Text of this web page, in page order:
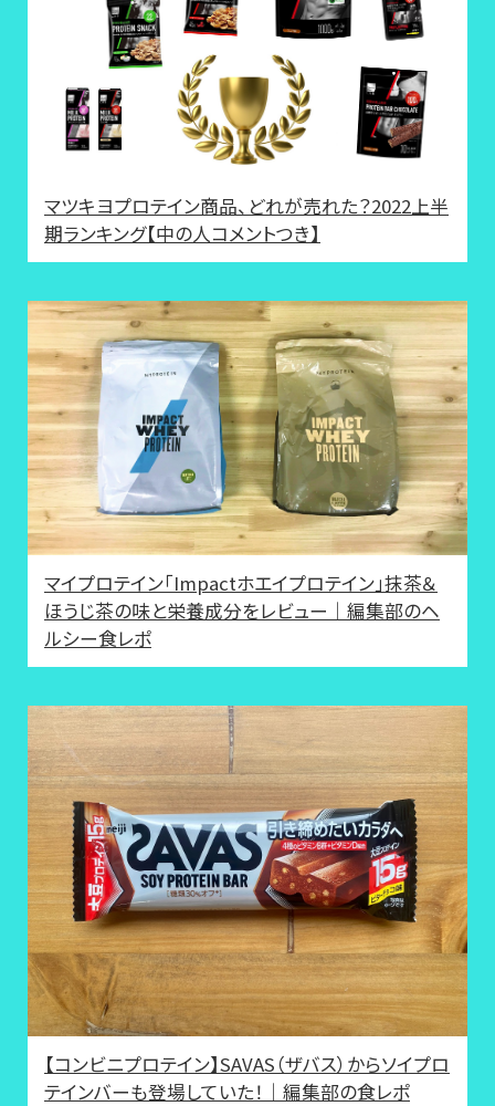
マツキヨプロテイン商品、どれが売れた？2022上半
期ランキング【中の人コメントつき】
マイプロテイン「Impactホエイプロテイン」抹茶＆
ほうじ茶の味と栄養成分をレビュー｜編集部のヘ
ルシー食レポ
【コンビニプロテイン】SAVAS（ザバス）からソイプロ
テインバーも登場していた！｜編集部の食レポ